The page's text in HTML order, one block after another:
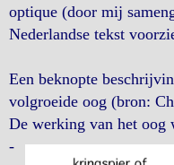
optique (door mij
Nederlandse tekst
Een beknopte
volgroeide oog (bron:
De werking van het oog
-